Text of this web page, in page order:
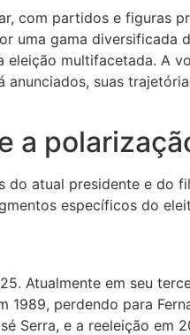
com partidos e figuras
uma gama diversificada
multifacetada. A
suas
a
do atual presidente e do
específicos do
Atualmente em seu
perdendo para
Serra, e a reeleição em